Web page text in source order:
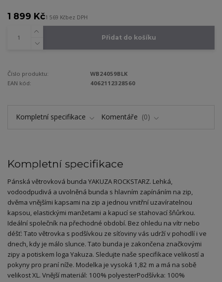
1 899 Kč1 569 Kčbez DPH
Přidat do košíku
Číslo produktu:
WB24059BLK
EAN kód:
4062112328560
Kompletní specifikace Komentáře 0
Kompletní specifikace
Pánská větrovková bunda YAKUZA ROCKSTARZ. Lehká,
vodoodpudivá a uvolněná bunda s hlavním zapínáním na zip,
dvěma vnějšími kapsami na zip a jednou vnitřní uzavíratelnou
kapsou, elastickými manžetami a kapucí se stahovací šňůrkou.
Ideální společník na přechodné období. Bez ohledu na vítr nebo
déšť: Tato větrovka s podšívkou ze síťoviny vás udrží v pohodlí i ve
dnech, kdy je málo slunce. Tato bunda je zakončena značkovými
zipy a potiskem loga Yakuza. Sledujte naše specifikace velikostí a
pokyny pro praní níže. Modelka je vysoká 1,82 m a má na sobě
velikost XL. Vnější materiál: 100% polyesterPodšívka: 100%